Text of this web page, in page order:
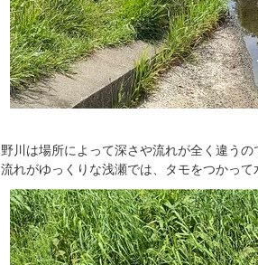
野川は場所によって深さや流れが全く違うの
流れがゆっくりな浅瀬では、タモをつかって